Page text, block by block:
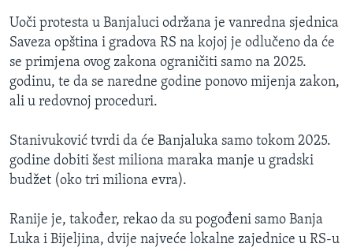
Uoči protesta u Banjaluci održana je vanredna sjednica
Saveza opština i gradova RS na kojoj je odlučeno da će
se primjena ovog zakona ograničiti samo na 2025.
godinu, te da se naredne godine ponovo mijenja zakon,
ali u redovnoj proceduri.
Stanivuković tvrdi da će Banjaluka samo tokom 2025.
godine dobiti šest miliona maraka manje u gradski
budžet (oko tri miliona evra).
Ranije je, također, rekao da su pogođeni samo Banja
Luka i Bijeljina, dvije najveće lokalne zajednice u RS-u